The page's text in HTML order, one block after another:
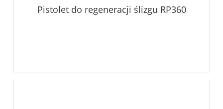
Pistolet do regeneracji ślizgu RP360